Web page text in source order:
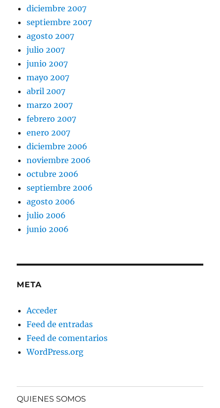
diciembre 2007
septiembre 2007
agosto 2007
julio 2007
junio 2007
mayo 2007
abril 2007
marzo 2007
febrero 2007
enero 2007
diciembre 2006
noviembre 2006
octubre 2006
septiembre 2006
agosto 2006
julio 2006
junio 2006
META
Acceder
Feed de entradas
Feed de comentarios
WordPress.org
QUIENES SOMOS